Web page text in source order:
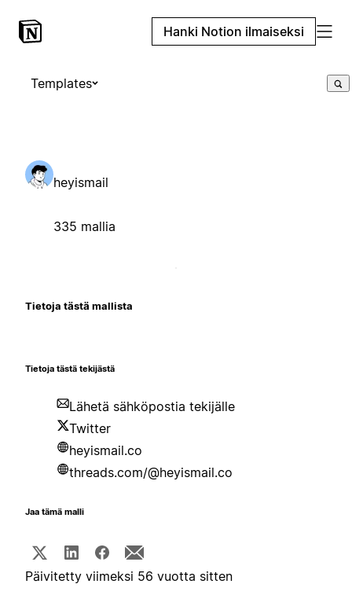
Hanki Notion ilmaiseksi
Templates
heyismail
335 mallia
Tietoja tästä mallista
Tietoja tästä tekijästä
Lähetä sähköpostia tekijälle
Twitter
heyismail.co
threads.com/@heyismail.co
Jaa tämä malli
Päivitetty viimeksi 56 vuotta sitten